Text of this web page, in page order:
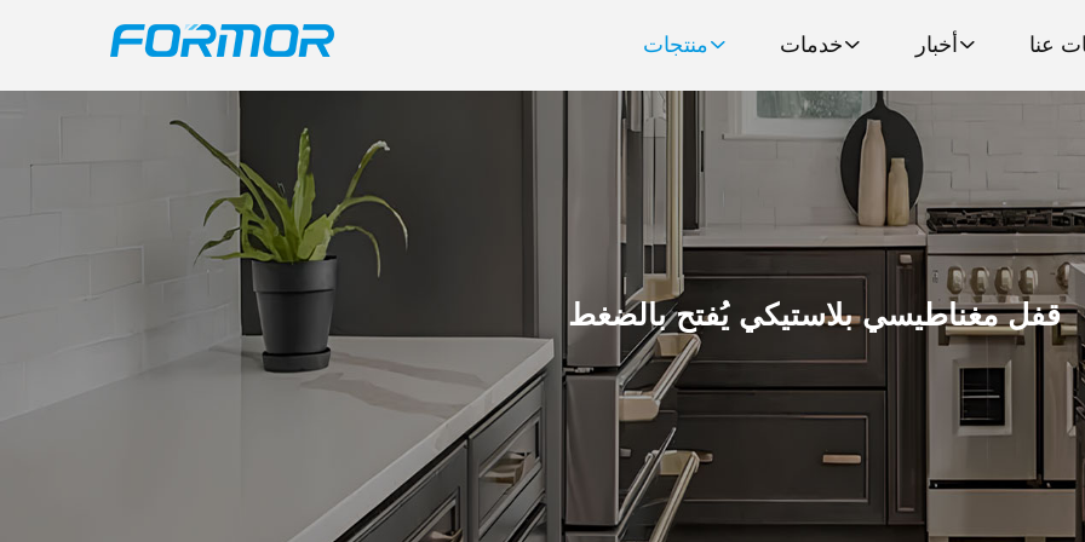
منتجات خدمات أخبار عنا
قفل مغناطيسي بلاستيكي يُفتح بالضغط